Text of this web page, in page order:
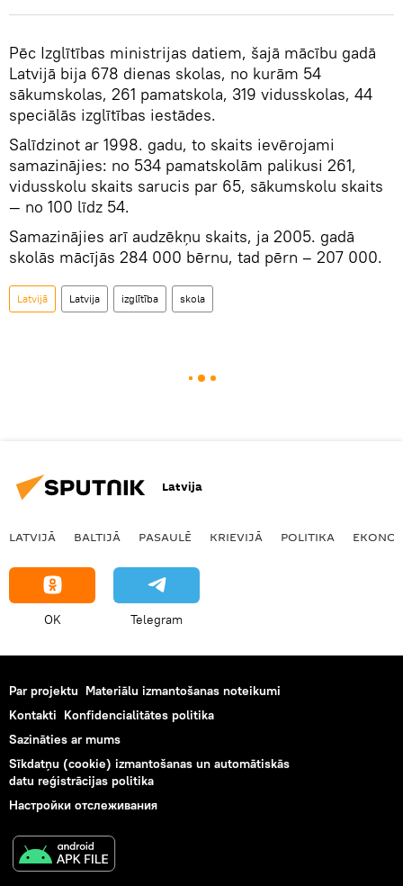
Pēc Izglītības ministrijas datiem, šajā mācību gadā
Latvijā bija 678 dienas skolas, no kurām 54
sākumskolas, 261 pamatskola, 319 vidusskolas, 44
speciālās izglītības iestādes.
Salīdzinot ar 1998. gadu, to skaits ievērojami
samazinājies: no 534 pamatskolām palikusi 261,
vidusskolu skaits sarucis par 65, sākumskolu skaits
— no 100 līdz 54.
Samazinājies arī audzēkņu skaits, ja 2005. gadā
skolās mācījās 284 000 bērnu, tad pērn – 207 000.
Latvijā Latvija izglītība skola
Latvija
LATVIJĀ BALTIJĀ PASAULĒ KRIEVIJĀ POLITIKA
OK Telegram
Par projektu Materiālu izmantošanas noteikumi
Kontakti Konfidencialitātes politika
Sazināties ar mums
Sīkdatņu (cookie) izmantošanas un automātiskās
datu reģistrācijas politika
Настройки отслеживания